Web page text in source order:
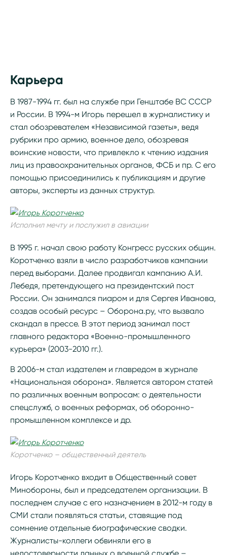
Карьера
В 1987-1994 гг. был на службе при Генштабе ВС СССР
и России. В 1994-м Игорь перешел в журналистику и
стал обозревателем «Независимой газеты», ведя
рубрики про армию, военное дело, обозревая
воинские новости, что привлекло к чтению издания
лиц из правоохранительных органов, ФСБ и пр. С его
помощью присоединились к публикациям и другие
авторы, эксперты из данных структур.
Исполнил мечту и послужил в авиации
В 1995 г. начал свою работу Конгресс русских общин.
Коротченко взяли в число разработчиков кампании
перед выборами. Далее продвигал кампанию А.И.
Лебедя, претендующего на президентский пост
России. Он занимался пиаром и для Сергея Иванова,
создав особый ресурс – Оборона.ру, что вызвало
скандал в прессе. В этот период занимал пост
главного редактора «Военно-промышленного
курьера» (2003-2010 гг.).
В 2006-м стал издателем и главредом в журнале
«Национальная оборона». Является автором статей
по различных военным вопросам: о деятельности
спецслужб, о военных реформах, об оборонно-
промышленном комплексе и др.
Коротченко – общественный деятель
Игорь Коротченко входит в Общественный совет
Минобороны, был и председателем организации. В
последнем случае с его назначением в 2012-м году в
СМИ стали появляться статьи, ставящие под
сомнение отдельные биографические сводки.
Журналисты-коллеги обвиняли его в